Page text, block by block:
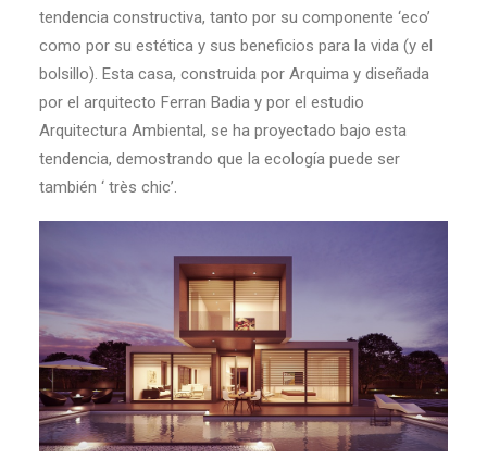
tendencia constructiva, tanto por su componente ‘eco’
como por su estética y sus beneficios para la vida (y el
bolsillo). Esta casa, construida por Arquima y diseñada
por el arquitecto Ferran Badia y por el estudio
Arquitectura Ambiental, se ha proyectado bajo esta
tendencia, demostrando que la ecología puede ser
también ‘ très chic’.